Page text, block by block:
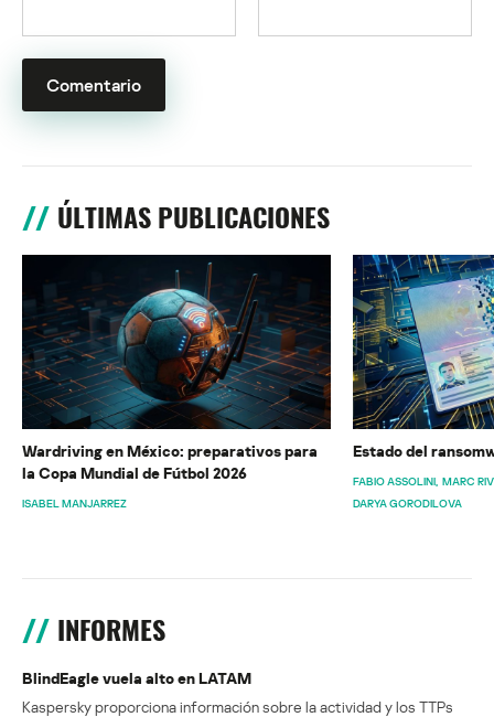
ÚLTIMAS PUBLICACIONES
Wardriving en México: preparativos para
la Copa Mundial de Fútbol 2026
ISABEL MANJARREZ
Estado del
FABIO ASSOLINI MARC
DARYA GORODILOVA
INFORMES
BlindEagle vuela alto en LATAM
Kaspersky proporciona información sobre la actividad y los TTPs